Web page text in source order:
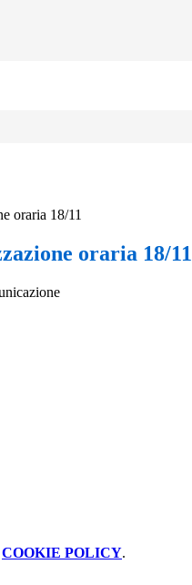
oraria 18/11
oraria 18/11
COOKIE POLICY.